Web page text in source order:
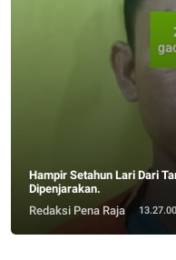
Hampir Setahun Lari Dari
Dipenjarakan.
Redaksi Pena Raja
13.27.00